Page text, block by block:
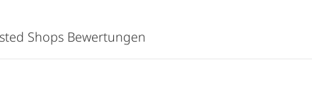
Shops Bewertungen